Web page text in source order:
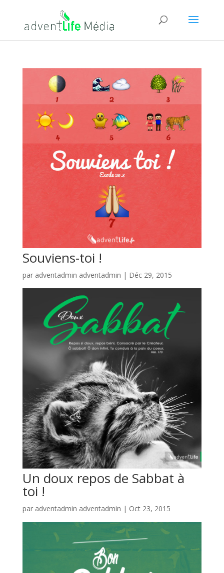
Souviens-toi !
par adventadmin adventadmin | Déc 29, 2015
Un doux repos de Sabbat à
toi !
par adventadmin adventadmin | Oct 23, 2015